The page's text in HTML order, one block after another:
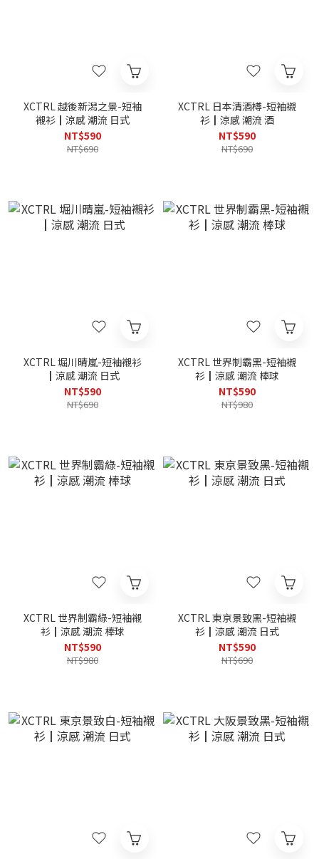
XCTRL 越後新潟之景-短袖
襯衫┃涼感 潮流 日式
NT$590
NT$690
XCTRL 日本清酒樽-短袖襯
衫┃涼感 潮流 酒
NT$590
NT$690
XCTRL 堀川晴嵐-短袖襯衫
┃涼感 潮流 日式
NT$590
NT$690
XCTRL 世界制霸黑-短袖襯
衫┃涼感 潮流 棒球
NT$590
NT$980
XCTRL 世界制霸綠-短袖襯
衫┃涼感 潮流 棒球
NT$590
NT$980
XCTRL 東京景致黑-短袖襯
衫┃涼感 潮流 日式
NT$590
NT$690